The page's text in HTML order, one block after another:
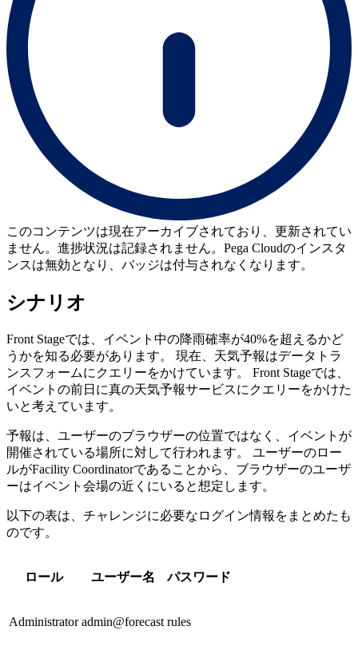
このコンテンツは現在アーカイブされており、更新されてい
ません。進捗状況は記録されません。Pega Cloudのインスタ
ンスは無効となり、バッジは付与されなくなります。
シナリオ
Front Stageでは、イベント中の降雨確率が40%を超えるかど
うかを知る必要があります。 現在、天気予報はデータトラ
ンスフォームにクエリーをかけています。 Front Stageでは、
イベントの前日に真の天気予報サービスにクエリーをかけた
いと考えています。
予報は、ユーザーのブラウザーの位置ではなく、イベントが
開催されている場所に対して行われます。 ユーザーのロー
ルがFacility Coordinatorであることから、ブラウザーのユーザ
ーはイベント会場の近くにいると想定します。
以下の表は、チャレンジに必要なログイン情報をまとめたも
のです。
ロール ユーザー名 パスワード
Administrator admin@forecast rules